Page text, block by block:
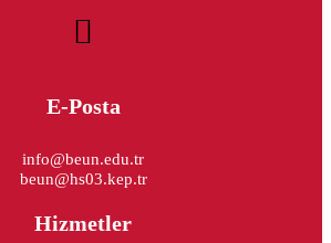
E-Posta
info@beun.edu.tr
beun@hs03.kep.tr
Hizmetler